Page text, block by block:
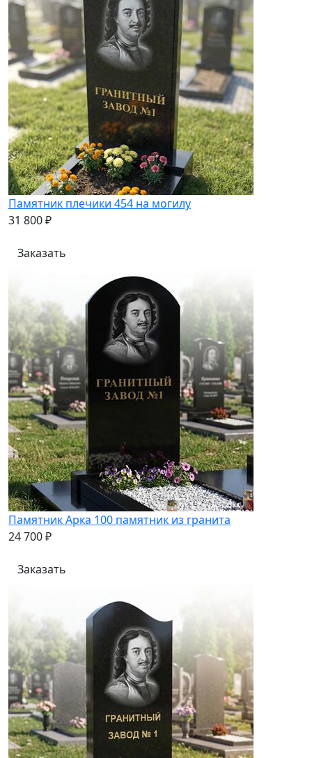
Памятник плечики 454 на могилу
31 800 ₽
Заказать
Памятник Арка 100 памятник из гранита
24 700 ₽
Заказать